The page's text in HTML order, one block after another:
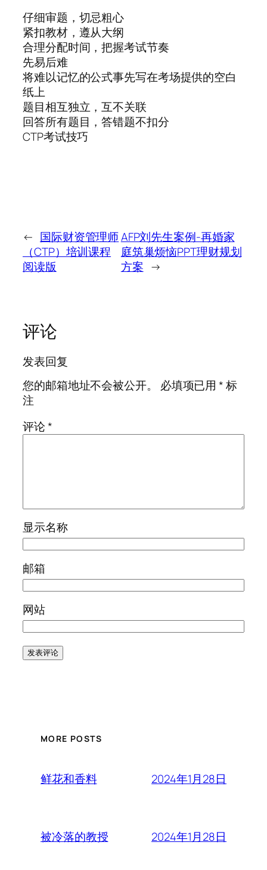
仔细审题，切忌粗心
紧扣教材，遵从大纲
合理分配时间，把握考试节奏
先易后难
将难以记忆的公式事先写在考场提供的空白
纸上
题目相互独立，互不关联
回答所有题目，答错题不扣分
CTP考试技巧
← 国际财资管理师
（CTP）培训课程
阅读版
AFP刘先生案例-再婚家
庭筑巢烦恼PPT理财规划
方案 →
评论
发表回复
您的邮箱地址不会被公开。
必填项已用*标
注
评论*
显示名称
邮箱
网站
MORE POSTS
鲜花和香料 2024年1月28日
被冷落的教授 2024年1月28日